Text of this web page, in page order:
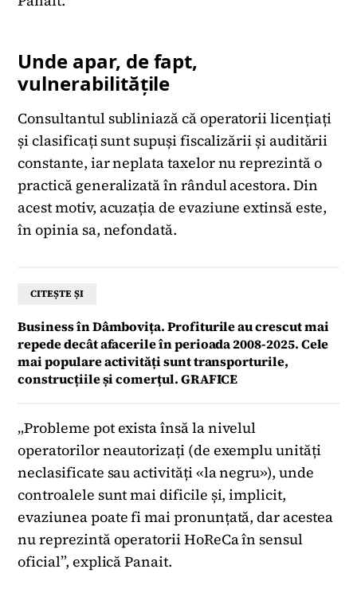
Unde apar, de fapt,
vulnerabilitățile
Consultantul subliniază că operatorii licențiați
și clasificați sunt supuși fiscalizării și auditării
constante, iar neplata taxelor nu reprezintă o
practică generalizată în rândul acestora. Din
acest motiv, acuzația de evaziune extinsă este,
în opinia sa, nefondată.
CITEȘTE ȘI
Business în Dâmbovița. Profiturile au crescut mai
repede decât afacerile în perioada 2008-2025. Cele
mai populare activități sunt transporturile,
construcțiile și comerțul. GRAFICE
„Probleme pot exista însă la nivelul
operatorilor neautorizați (de exemplu unități
neclasificate sau activități «la negru»), unde
controalele sunt mai dificile și, implicit,
evaziunea poate fi mai pronunțată, dar acestea
nu reprezintă operatorii HoReCa în sensul
oficial”, explică Panait.